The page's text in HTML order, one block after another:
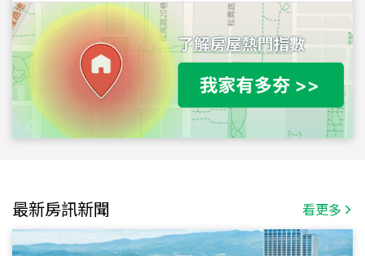
最新房訊新聞 看更多